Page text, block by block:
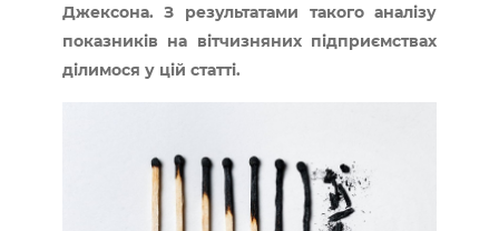
Джексона. З результатами такого аналізу
показників на вітчизняних підприємствах
ділимося у цій статті.